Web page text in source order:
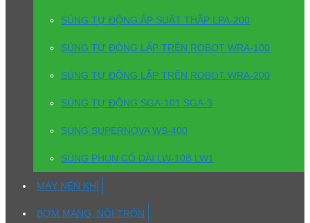
SÚNG TỰ ĐỘNG ÁP SUẤT THẤP LPA-200
SÚNG TỰ ĐỘNG LẮP TRÊN ROBOT WRA-100
SÚNG TỰ ĐỘNG LẮP TRÊN ROBOT WRA-200
SÚNG TỰ ĐỘNG SGA-101 SGA-3
SÚNG SUPERNOVA WS-400
SÚNG PHUN CỔ DÀI LW-10B LW1
MÁY NÉN KHÍ
BƠM MÀNG, NỒI TRỘN